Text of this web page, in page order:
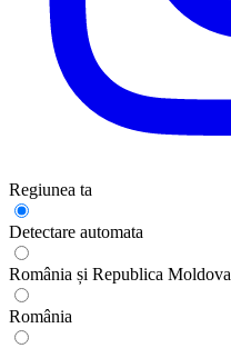
Regiunea ta
Detectare automata
România și Republica Moldova
România